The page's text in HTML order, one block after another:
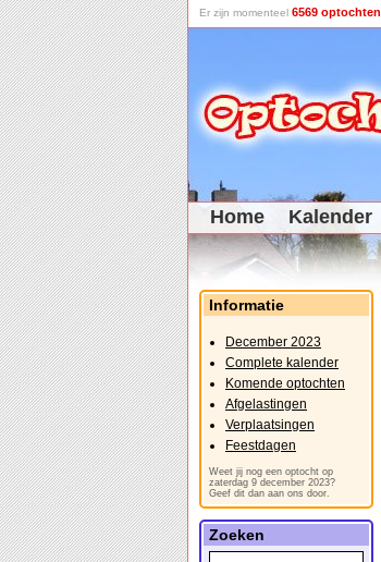
Er zijn momenteel 6569 optochten
Home Kalender
Informatie
December 2023
Complete kalender
Komende optochten
Afgelastingen
Verplaatsingen
Feestdagen
Weet jij nog een optocht op
zaterdag 9 december 2023?
Geef dit dan aan ons door.
Zoeken